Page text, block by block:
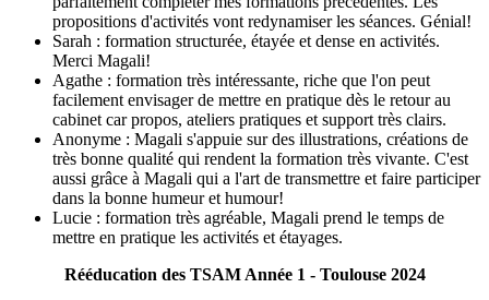
propositions d'activités vont redynamiser les séances. Génial!
Sarah : formation structurée, étayée et dense en activités.
Merci Magali!
Agathe : formation très intéressante, riche que l'on peut
facilement envisager de mettre en pratique dès le retour au
cabinet car propos, ateliers pratiques et support très clairs.
Anonyme : Magali s'appuie sur des illustrations, créations de
très bonne qualité qui rendent la formation très vivante. C'est
aussi grâce à Magali qui a l'art de transmettre et faire participer
dans la bonne humeur et humour!
Lucie : formation très agréable, Magali prend le temps de
mettre en pratique les activités et étayages.
Rééducation des TSAM Année 1 - Toulouse 2024